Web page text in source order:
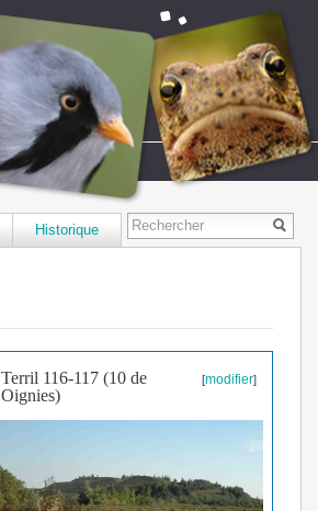
Historique
[modifier]
Terril 116-117 (10 de
Oignies)